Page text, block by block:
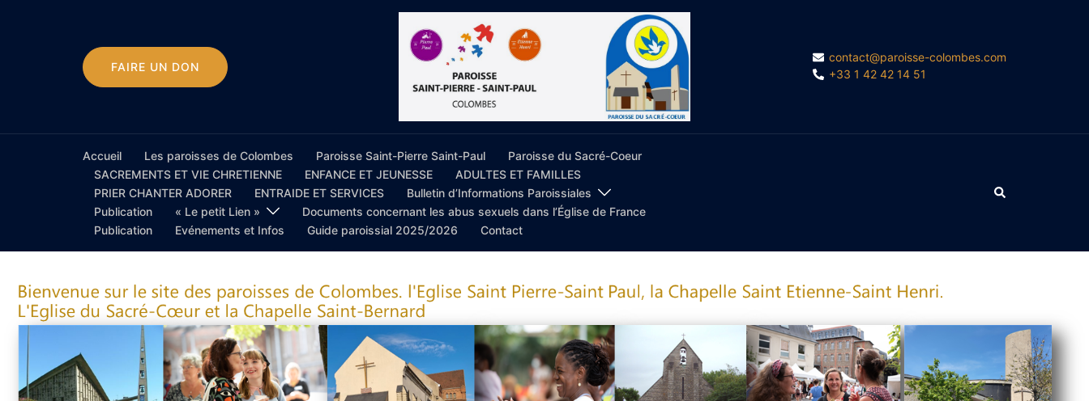
FAIRE UN DON
contact@paroisse-colombes.com
+33 1 42 42 14 51
Accueil Les paroisses de Colombes Paroisse Saint-Pierre Saint-Paul
Paroisse du Sacré-Coeur
SACREMENTS ET VIE CHRETIENNE
ENFANCE ET JEUNESSE
ADULTES ET FAMILLES
PRIER CHANTER ADORER
ENTRAIDE ET SERVICES
Bulletin d’Informations Paroissiales
Publication
« Le petit Lien »
Documents concernant les abus sexuels dans l’Église de France
Publication
Evénements et Infos Guide paroissial 2025/2026 Contact